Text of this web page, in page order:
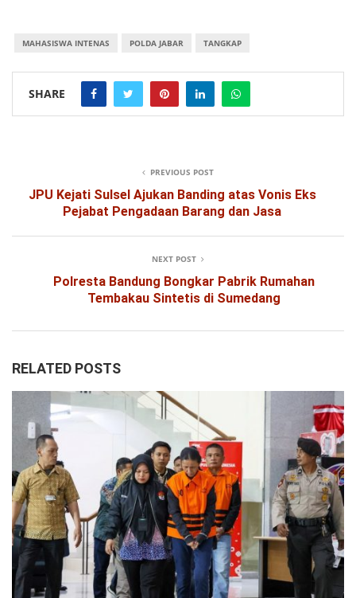
MAHASISWA INTENAS POLDA JABAR TANGKAP
SHARE
PREVIOUS POST
JPU Kejati Sulsel Ajukan Banding atas Vonis Eks
Pejabat Pengadaan Barang dan Jasa
NEXT POST
Polresta Bandung Bongkar Pabrik Rumahan
Tembakau Sintetis di Sumedang
RELATED POSTS